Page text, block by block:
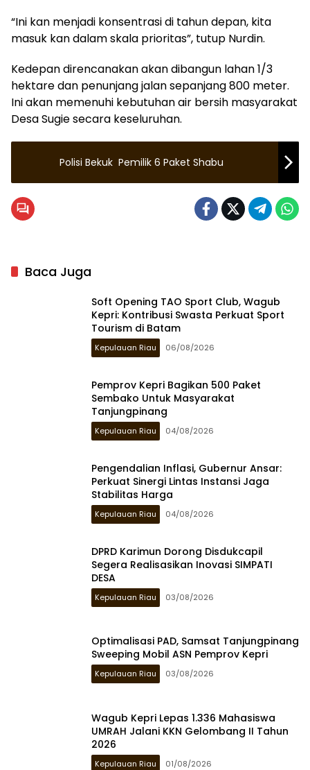
“Ini kan menjadi konsentrasi di tahun depan, kita
masuk kan dalam skala prioritas”, tutup Nurdin.
Kedepan direncanakan akan dibangun lahan 1/3
hektare dan penunjang jalan sepanjang 800 meter.
Ini akan memenuhi kebutuhan air bersih masyarakat
Desa Sugie secara keseluruhan.
Polisi Bekuk Pemilik 6 Paket Shabu
Baca Juga
Soft Opening TAO Sport Club, Wagub
Kepri: Kontribusi Swasta Perkuat Sport
Tourism di Batam
Kepulauan Riau 06/08/2026
Pemprov Kepri Bagikan 500 Paket
Sembako Untuk Masyarakat
Tanjungpinang
Kepulauan Riau 04/08/2026
Pengendalian Inflasi, Gubernur Ansar:
Perkuat Sinergi Lintas Instansi Jaga
Stabilitas Harga
Kepulauan Riau 04/08/2026
DPRD Karimun Dorong Disdukcapil
Segera Realisasikan Inovasi SIMPATI
DESA
Kepulauan Riau 03/08/2026
Optimalisasi PAD, Samsat Tanjungpinang
Sweeping Mobil ASN Pemprov Kepri
Kepulauan Riau 03/08/2026
Wagub Kepri Lepas 1.336 Mahasiswa
UMRAH Jalani KKN Gelombang II Tahun
2026
Kepulauan Riau 01/08/2026